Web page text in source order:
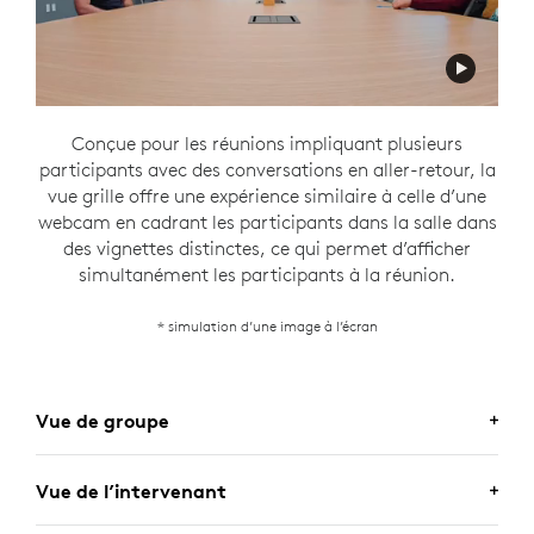
Conçue pour les réunions impliquant plusieurs
participants avec des conversations en aller-retour, la
vue grille offre une expérience similaire à celle d’une
webcam en cadrant les participants dans la salle dans
des vignettes distinctes, ce qui permet d’afficher
simultanément les participants à la réunion.
* simulation d’une image à l’écran
Vue de groupe
Vue de l’intervenant